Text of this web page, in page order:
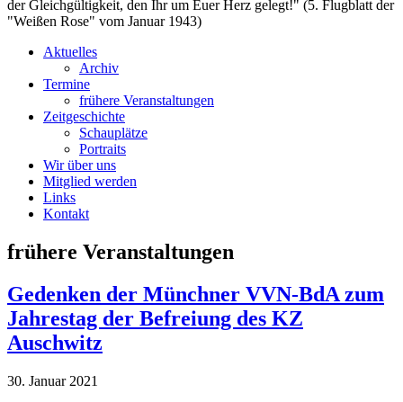
der Gleichgültigkeit, den Ihr um Euer Herz gelegt!" (5. Flugblatt der
"Weißen Rose" vom Januar 1943)
Aktuelles
Archiv
Termine
frühere Veranstaltungen
Zeitgeschichte
Schauplätze
Portraits
Wir über uns
Mitglied werden
Links
Kontakt
frühere Veranstaltungen
Gedenken der Münchner VVN-BdA zum
Jahrestag der Befreiung des KZ
Auschwitz
30. Januar 2021